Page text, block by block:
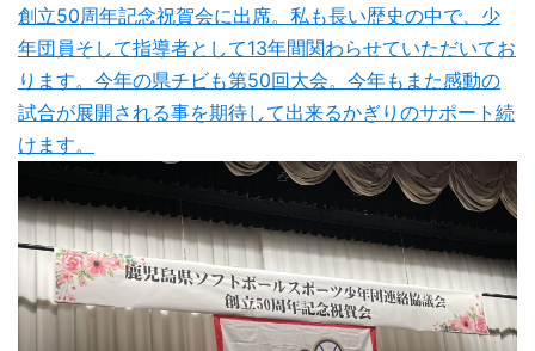
創立50周年記念祝賀会に出席。私も長い歴史の中で、少
年団員そして指導者として13年間関わらせていただいてお
ります。今年の県チビも第50回大会。今年もまた感動の
試合が展開される事を期待して出来るかぎりのサポート続
けます。